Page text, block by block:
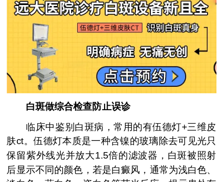
白斑做综合检查防止误诊
临床中鉴别白斑病，常用的有伍德灯+三维皮
肤ct。伍德灯本质是一种含镍的玻璃除去可见光只
保留紫外线光并放大1.5倍的滤波器，白斑被照射
后显示不同的颜色，若是白癜风，通常为浅白色、